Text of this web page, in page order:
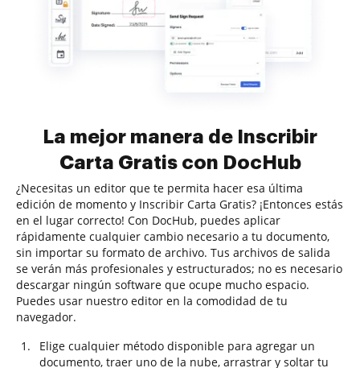
La mejor manera de Inscribir
Carta Gratis con DocHub
¿Necesitas un editor que te permita hacer esa última
edición de momento y Inscribir Carta Gratis? ¡Entonces estás
en el lugar correcto! Con DocHub, puedes aplicar
rápidamente cualquier cambio necesario a tu documento,
sin importar su formato de archivo. Tus archivos de salida
se verán más profesionales y estructurados; no es necesario
descargar ningún software que ocupe mucho espacio.
Puedes usar nuestro editor en la comodidad de tu
navegador.
Elige cualquier método disponible para agregar un
documento, traer uno de la nube, arrastrar y soltar tu